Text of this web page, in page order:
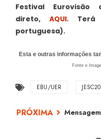
Festival
direto, AQUI. Terá
portuguesa).
Esta e outras informações
Fonte e
EBU/UER